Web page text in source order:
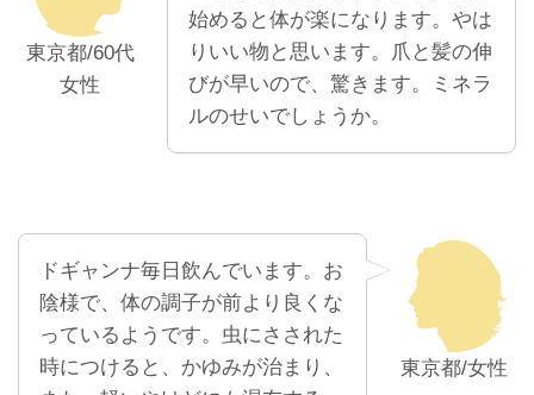
東京都/60代
女性
始めると体が楽になります。やは
りいい物と思います。爪と髪の伸
びが早いので、驚きます。ミネラ
ルのせいでしょうか。
東京都/女性
ドギャンナ毎日飲んでいます。お
陰様で、体の調子が前より良くな
っているようです。虫にさされた
時につけると、かゆみが治まり、